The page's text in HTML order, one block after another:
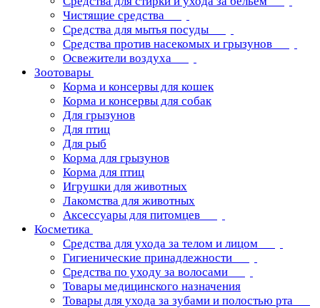
Чистящие средства
Средства для мытья посуды
Средства против насекомых и грызунов
Освежители воздуха
Зоотовары
Корма и консервы для кошек
Корма и консервы для собак
Для грызунов
Для птиц
Для рыб
Корма для грызунов
Корма для птиц
Игрушки для животных
Лакомства для животных
Аксессуары для питомцев
Косметика
Средства для ухода за телом и лицом
Гигиенические принадлежности
Средства по уходу за волосами
Товары медицинского назначения
Товары для ухода за зубами и полостью рта